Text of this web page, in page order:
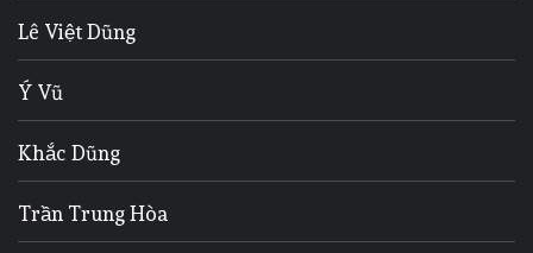
Lê Việt Dũng
Ý Vũ
Khắc Dũng
Trần Trung Hòa